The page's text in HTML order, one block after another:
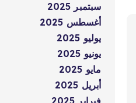
سبتمبر 2025
أغسطس 2025
يوليو 2025
يونيو 2025
مايو 2025
أبريل 2025
فبراير 2025